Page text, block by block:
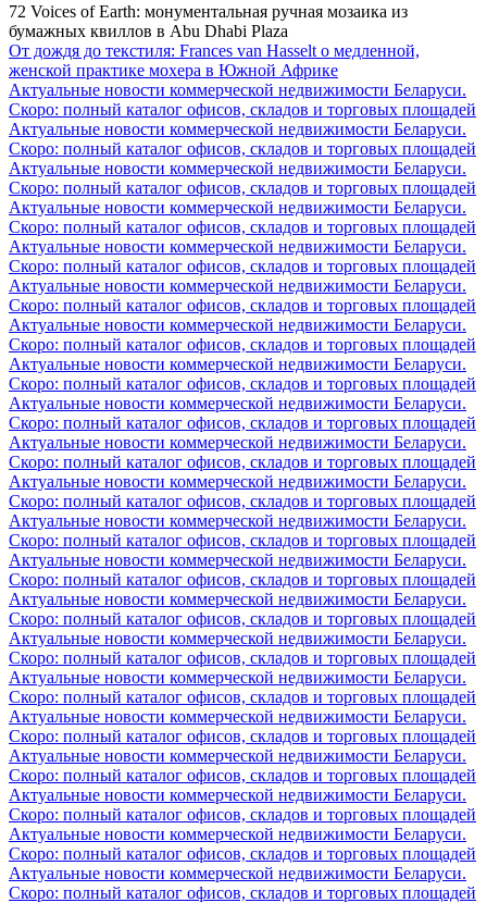
72 Voices of Earth: монументальная ручная мозаика из
бумажных квиллов в Abu Dhabi Plaza
От дождя до текстиля: Frances van Hasselt о медленной,
женской практике мохера в Южной Африке
Актуальные новости коммерческой недвижимости Беларуси.
Скоро: полный каталог офисов, складов и торговых площадей
Актуальные новости коммерческой недвижимости Беларуси.
Скоро: полный каталог офисов, складов и торговых площадей
Актуальные новости коммерческой недвижимости Беларуси.
Скоро: полный каталог офисов, складов и торговых площадей
Актуальные новости коммерческой недвижимости Беларуси.
Скоро: полный каталог офисов, складов и торговых площадей
Актуальные новости коммерческой недвижимости Беларуси.
Скоро: полный каталог офисов, складов и торговых площадей
Актуальные новости коммерческой недвижимости Беларуси.
Скоро: полный каталог офисов, складов и торговых площадей
Актуальные новости коммерческой недвижимости Беларуси.
Скоро: полный каталог офисов, складов и торговых площадей
Актуальные новости коммерческой недвижимости Беларуси.
Скоро: полный каталог офисов, складов и торговых площадей
Актуальные новости коммерческой недвижимости Беларуси.
Скоро: полный каталог офисов, складов и торговых площадей
Актуальные новости коммерческой недвижимости Беларуси.
Скоро: полный каталог офисов, складов и торговых площадей
Актуальные новости коммерческой недвижимости Беларуси.
Скоро: полный каталог офисов, складов и торговых площадей
Актуальные новости коммерческой недвижимости Беларуси.
Скоро: полный каталог офисов, складов и торговых площадей
Актуальные новости коммерческой недвижимости Беларуси.
Скоро: полный каталог офисов, складов и торговых площадей
Актуальные новости коммерческой недвижимости Беларуси.
Скоро: полный каталог офисов, складов и торговых площадей
Актуальные новости коммерческой недвижимости Беларуси.
Скоро: полный каталог офисов, складов и торговых площадей
Актуальные новости коммерческой недвижимости Беларуси.
Скоро: полный каталог офисов, складов и торговых площадей
Актуальные новости коммерческой недвижимости Беларуси.
Скоро: полный каталог офисов, складов и торговых площадей
Актуальные новости коммерческой недвижимости Беларуси.
Скоро: полный каталог офисов, складов и торговых площадей
Актуальные новости коммерческой недвижимости Беларуси.
Скоро: полный каталог офисов, складов и торговых площадей
Актуальные новости коммерческой недвижимости Беларуси.
Скоро: полный каталог офисов, складов и торговых площадей
Актуальные новости коммерческой недвижимости Беларуси.
Скоро: полный каталог офисов, складов и торговых площадей